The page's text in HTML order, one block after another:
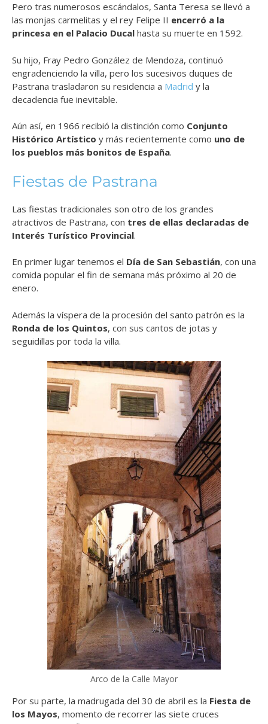
Pero tras numerosos escándalos, Santa Teresa se llevó a
las monjas carmelitas y el rey Felipe II encerró a la
princesa en el Palacio Ducal hasta su muerte en 1592.
Su hijo, Fray Pedro González de Mendoza, continuó
engradenciendo la villa, pero los sucesivos duques de
Pastrana trasladaron su residencia a Madrid y la
decadencia fue inevitable.
Aún así, en 1966 recibió la distinción como Conjunto
Histórico Artístico y más recientemente como uno de
los pueblos más bonitos de España.
Fiestas de Pastrana
Las fiestas tradicionales son otro de los grandes
atractivos de Pastrana, con tres de ellas declaradas de
Interés Turístico Provincial.
En primer lugar tenemos el Día de San Sebastián, con una
comida popular el fin de semana más próximo al 20 de
enero.
Además la víspera de la procesión del santo patrón es la
Ronda de los Quintos, con sus cantos de jotas y
seguidillas por toda la villa.
Arco de la Calle Mayor
Por su parte, la madrugada del 30 de abril es la Fiesta de
los Mayos, momento de recorrer las siete cruces